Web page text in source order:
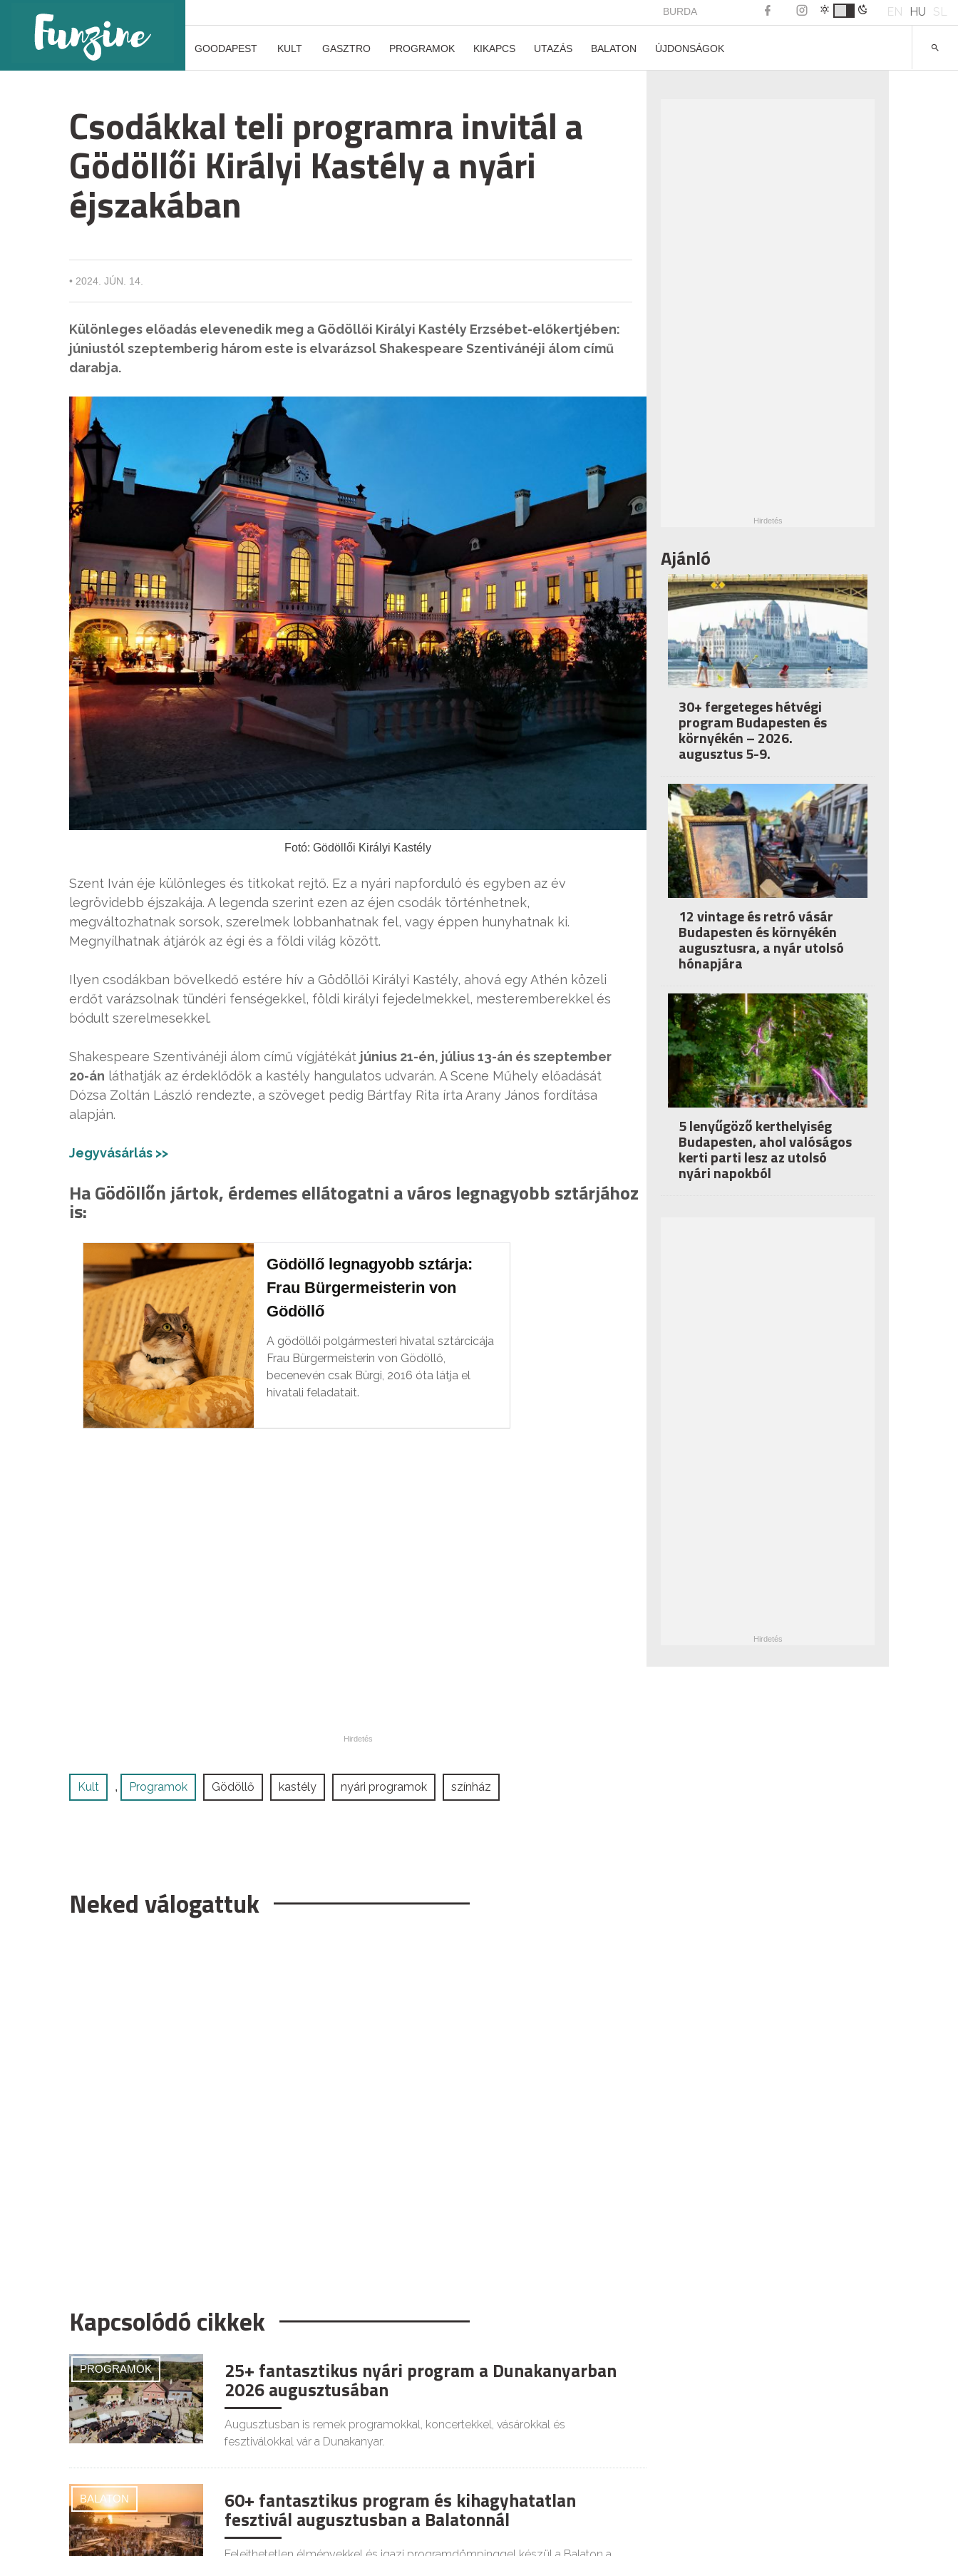
BURDA EN HU SL
GOODAPEST KULT GASZTRO PROGRAMOK KIKAPCS UTAZÁS BALATON ÚJDONSÁGOK
Csodákkal teli programra invitál a
Gödöllői Királyi Kastély a nyári
éjszakában
• 2024. JÚN. 14.
Különleges előadás elevenedik meg a Gödöllői Királyi Kastély Erzsébet-előkertjében:
júniustól szeptemberig három este is elvarázsol Shakespeare Szentivánéji álom című
darabja.
Fotó: Gödöllői Királyi Kastély
Szent Iván éje különleges és titkokat rejtő. Ez a nyári napforduló és egyben az év
legrövidebb éjszakája. A legenda szerint ezen az éjen csodák történhetnek,
megváltozhatnak sorsok, szerelmek lobbanhatnak fel, vagy éppen hunyhatnak ki.
Megnyílhatnak átjárók az égi és a földi világ között.
Ilyen csodákban bővelkedő estére hív a Gödöllői Királyi Kastély, ahová egy Athén közeli
erdőt varázsolnak tündéri fenségekkel, földi királyi fejedelmekkel, mesteremberekkel és
bódult szerelmesekkel.
Shakespeare Szentivánéji álom című vígjátékát június 21-én, július 13-án és szeptember
20-án láthatják az érdeklődők a kastély hangulatos udvarán. A Scene Műhely előadását
Dózsa Zoltán László rendezte, a szöveget pedig Bártfay Rita írta Arany János fordítása
alapján.
Jegyvásárlás >>
Ha Gödöllőn jártok, érdemes ellátogatni a város legnagyobb sztárjához
is:
Gödöllő legnagyobb sztárja:
Frau Bürgermeisterin von
Gödöllő
A gödöllői polgármesteri hivatal sztárcicája
Frau Bürgermeisterin von Gödöllő,
becenevén csak Bürgi, 2016 óta látja el
hivatali feladatait.
Kult , Programok Gödöllő kastély nyári programok színház
Neked válogattuk
Kapcsolódó cikkek
PROGRAMOK 25+ fantasztikus nyári program a Dunakanyarban
2026 augusztusában
Augusztusban is remek programokkal, koncertekkel, vásárokkal és
fesztiválokkal vár a Dunakanyar.
BALATON 60+ fantasztikus program és kihagyhatatlan
fesztivál augusztusban a Balatonnál
Ajánló
30+ fergeteges hétvégi
program Budapesten és
környékén – 2026.
augusztus 5-9.
12 vintage és retró vásár
Budapesten és környékén
augusztusra, a nyár utolsó
hónapjára
5 lenyűgöző kerthelyiség
Budapesten, ahol valóságos
kerti parti lesz az utolsó
nyári napokból